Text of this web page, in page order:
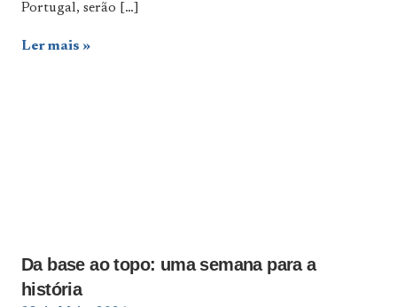
Portugal, serão
[…]
Ler mais
Da base ao topo: uma semana para a
história